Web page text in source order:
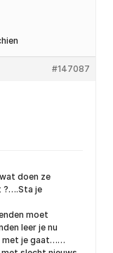
#147087
doen ze
?….Sta je
moet
leer je nu
met je gaat……